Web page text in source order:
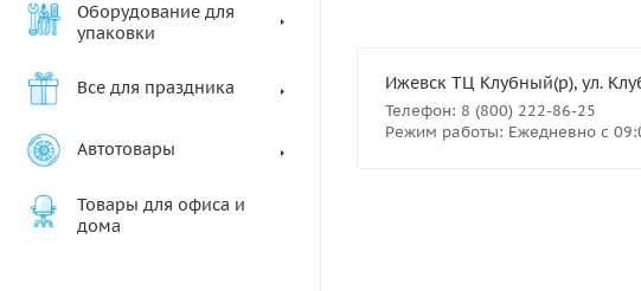
Оборудование для
упаковки
Все для праздника
Автотовары
Товары для офиса и
дома
Ижевск ТЦ Клубный(р), ул.
Телефон: 8 (800) 222-86-25
Режим работы: Ежедневно с